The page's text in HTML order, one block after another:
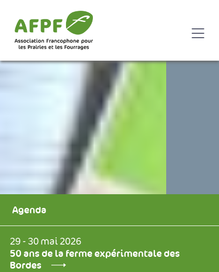
Agenda
29 - 30 mai 2026
50 ans de la ferme expérimentale des
Bordes